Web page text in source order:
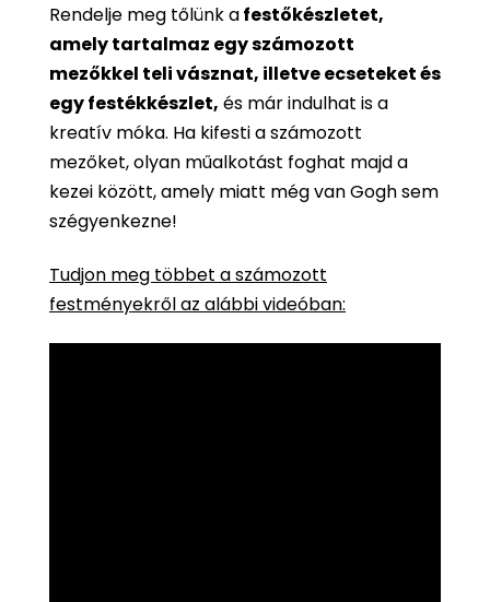
Rendelje meg tőlünk afestőkészletet,
amely tartalmaz egy számozott
mezőkkel teli vásznat, illetve ecseteket és
egy festékkészlet, és már indulhat is a
kreatív móka. Ha kifesti a számozott
mezőket, olyan műalkotást foghat majd a
kezei között, amely miatt még van Gogh sem
szégyenkezne!
Tudjon meg többet a számozott
festményekről az alábbi videóban: